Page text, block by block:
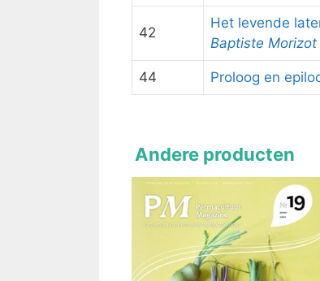
42
Het levende
Baptiste Morizot
44 Proloog en
Andere producten